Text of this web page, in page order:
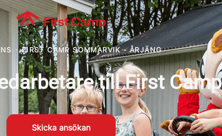
· FIRST CAMP SOMMARVIK - ÅRJÄNG
till First Camp
Skicka ansökan